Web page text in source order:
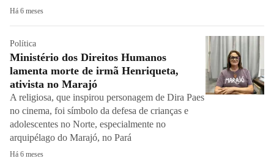
Há 6 meses
Política
Ministério dos Direitos Humanos
lamenta morte de irmã Henriqueta,
ativista no Marajó
A religiosa, que inspirou personagem de Dira Paes
no cinema, foi símbolo da defesa de crianças e
adolescentes no Norte, especialmente no
arquipélago do Marajó, no Pará
Há 6 meses